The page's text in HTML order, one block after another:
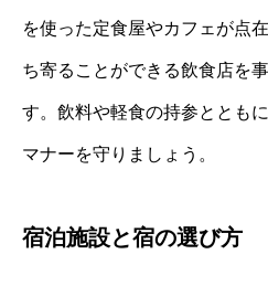
を使った定食屋やカフェが点
ち寄ることができる飲食店を
す。飲料や軽食の持参ととも
マナーを守りましょう。
宿泊施設と宿の選び方